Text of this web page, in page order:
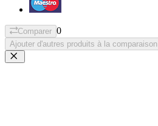
Comparer 0
Ajouter d'autres produits à la comparaison